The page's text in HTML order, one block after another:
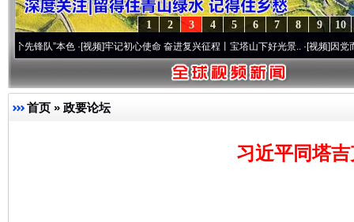
10
9
8
7
6
5
4
3
2
1
·[视频]牢记初心使命 奋进复兴征程丨宝塔山下好光景..·[视频]因党而生 为党而
首页 » 政要论坛
习近平同塔